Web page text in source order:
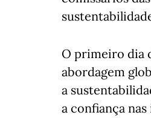
O primeiro dia
abordagem
a
a confiança